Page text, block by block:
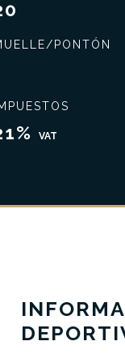
PONTÓN
VAT